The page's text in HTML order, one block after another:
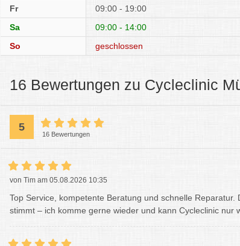
Fr
09:00 - 19:00
Sa
09:00 - 14:00
So
geschlossen
16 Bewertungen zu Cycleclinic
5
16 Bewertungen
von Tim am 05.08.2026 10:35
Top Service, kompetente Beratung und schnelle
stimmt – ich komme gerne wieder und kann Cycleclinic nur